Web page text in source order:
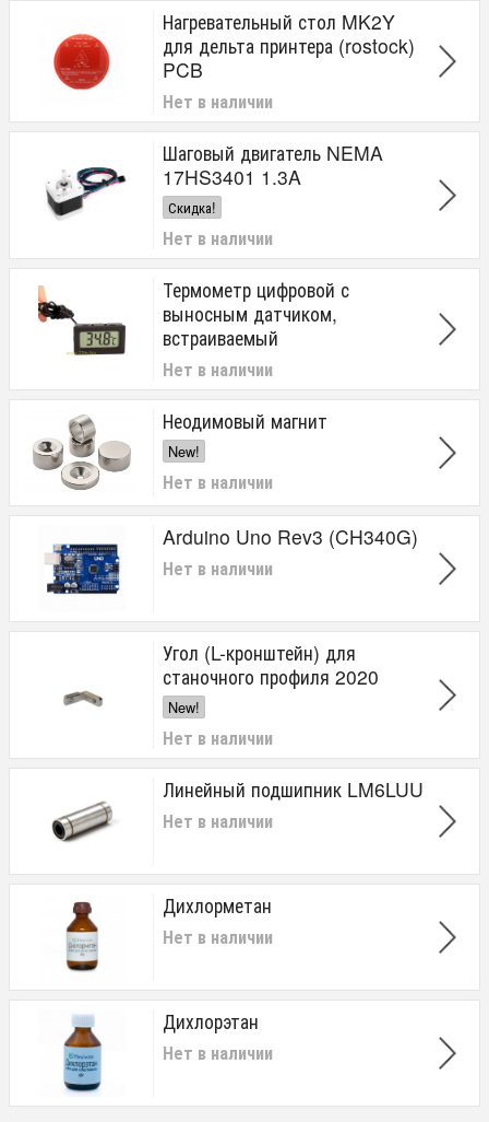
Нагревательный стол MK2Y
для дельта принтера (rostock)
PCB
Нет в наличии
Шаговый двигатель NEMA
17HS3401 1.3A
Скидка!
Нет в наличии
Термометр цифровой с
выносным датчиком,
встраиваемый
Нет в наличии
Неодимовый магнит
New!
Нет в наличии
Arduino Uno Rev3 (CH340G)
Нет в наличии
Угол (L-кронштейн) для
станочного профиля 2020
New!
Нет в наличии
Линейный подшипник LM6LUU
Нет в наличии
Дихлорметан
Нет в наличии
Дихлорэтан
Нет в наличии